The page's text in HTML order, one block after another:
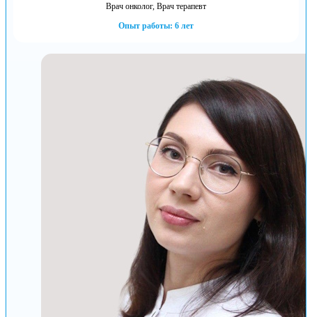
Врач онколог, Врач терапевт
Опыт работы: 6 лет